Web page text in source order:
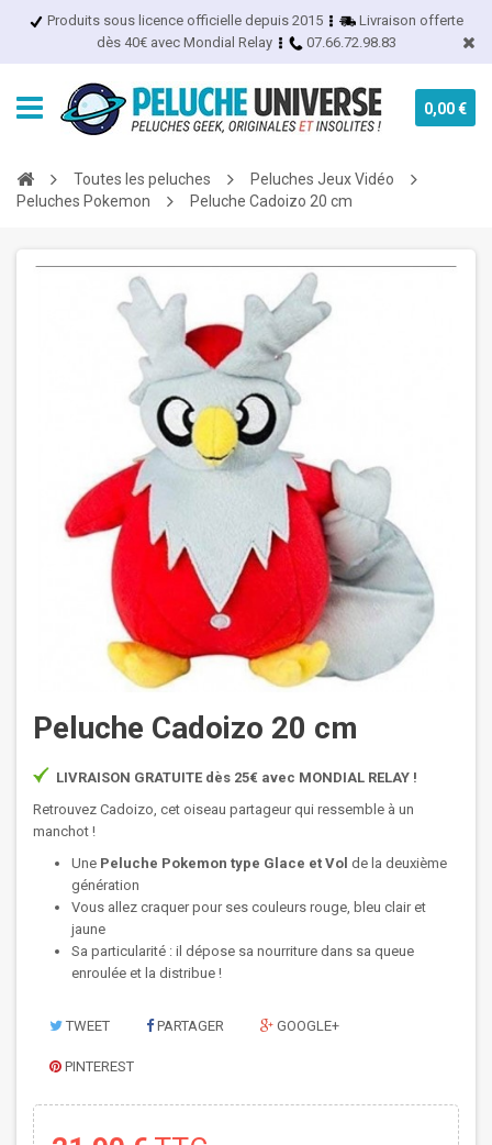
Produits sous licence officielle depuis 2015
Livraison offerte
dès 40€ avec Mondial Relay
07.66.72.98.83
0,00 €
Toutes les peluches
Peluches Jeux Vidéo
Peluches Pokemon
Peluche Cadoizo 20 cm
Peluche Cadoizo 20 cm
LIVRAISON GRATUITE dès 25€ avec MONDIAL RELAY !
Retrouvez Cadoizo, cet oiseau partageur qui ressemble à un
manchot !
Une Peluche Pokemon type Glace et Vol de la deuxième
génération
Vous allez craquer pour ses couleurs rouge, bleu clair et
jaune
Sa particularité : il dépose sa nourriture dans sa queue
enroulée et la distribue !
TWEET PARTAGER GOOGLE+
PINTEREST